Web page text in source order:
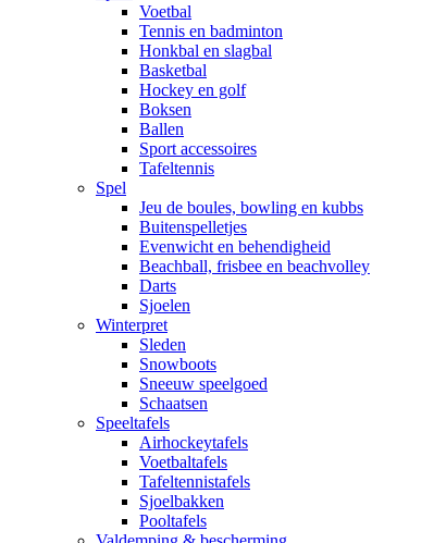
Voetbal
Tennis en badminton
Honkbal en slagbal
Basketbal
Hockey en golf
Boksen
Ballen
Sport accessoires
Tafeltennis
Spel
Jeu de boules, bowling en kubbs
Buitenspelletjes
Evenwicht en behendigheid
Beachball, frisbee en beachvolley
Darts
Sjoelen
Winterpret
Sleden
Snowboots
Sneeuw speelgoed
Schaatsen
Speeltafels
Airhockeytafels
Voetbaltafels
Tafeltennistafels
Sjoelbakken
Pooltafels